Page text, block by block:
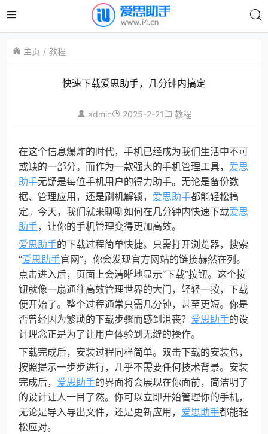
主页 教程
快速下载爱思助手，几分钟内搞定
admin 2025-2-21 教程
在这个信息爆炸的时代，手机已经成为我们生活中不可
或缺的一部分。而作为一款强大的手机管理工具， 爱思
助手无疑是每位手机用户的得力助手。无论是备份数
据、管理应用，还是刷机解锁， 爱思助手都能轻松搞
定。今天，我们就来聊聊如何在几分钟内快速下载爱思
助手，让你的手机管理变得更加高效。
爱思助手的下载过程简单快捷。只需打开浏览器，搜索
“爱思助手官网”，你会发现官方网站的链接赫然在列。
点击进入后，页面上会清晰地显示“下载”按钮。这个按
钮就像一扇通往高效管理世界的大门，轻轻一按，下载
便开始了。整个过程通常只需几分钟，甚至更短。你是
否曾经因为繁琐的下载步骤而感到沮丧？ 爱思助手的设
计理念正是为了让用户体验到无缝的操作。
下载完成后，安装过程同样简单。双击下载的安装包，
按照提示一步步进行，几乎不需要任何技术背景。安装
完成后， 爱思助手的界面将会展现在你面前，简洁明了
的设计让人一目了然。你可以立即开始管理你的手机，
无论是导入导出文件，还是更新应用， 爱思助手都能轻
松应对。